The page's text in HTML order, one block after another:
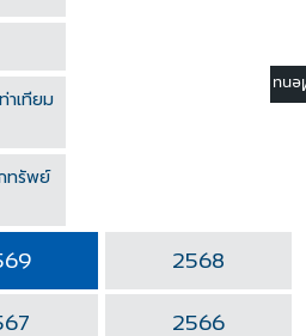
เทียม
ทรัพย์
2568
2566
☰